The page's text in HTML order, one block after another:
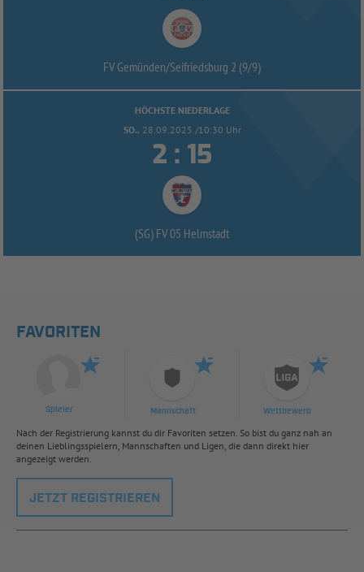
FV Gemünden/Seifriedsburg 2 (9/9)
HÖCHSTE NIEDERLAGE
SO.. 28.09.2025 /10:30 Uhr
 : 
(SG) FV 05 Helmstadt
FAVORITEN
Spieler Mannschaft Wettbewerb
Nach der Registrierung kannst du dir Favoriten setzen. So bist du ganz nah an
deinen Lieblingsspielern, Mannschaften und Ligen, die dann direkt hier
angezeigt werden.
JETZT REGISTRIEREN